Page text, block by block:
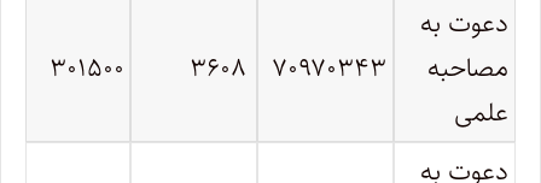
دعوت به
مصاحبه
علمی
۷۰۹۷۰۳۴۳ ۳۶۰۸ ۳۰۱۵۰۰
دعوت به